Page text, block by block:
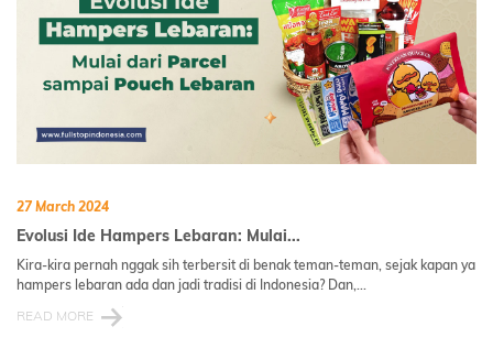
27 March 2024
Evolusi Ide Hampers Lebaran: Mulai...
Kira-kira pernah nggak sih terbersit di benak teman-teman, sejak kapan ya
hampers lebaran ada dan jadi tradisi di Indonesia? Dan,...
READ MORE